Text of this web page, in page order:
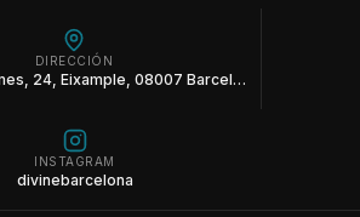
DIRECCIÓN
Carrer de Balmes, 24, Eixample, 08007 Barcelona
INSTAGRAM
divinebarcelona